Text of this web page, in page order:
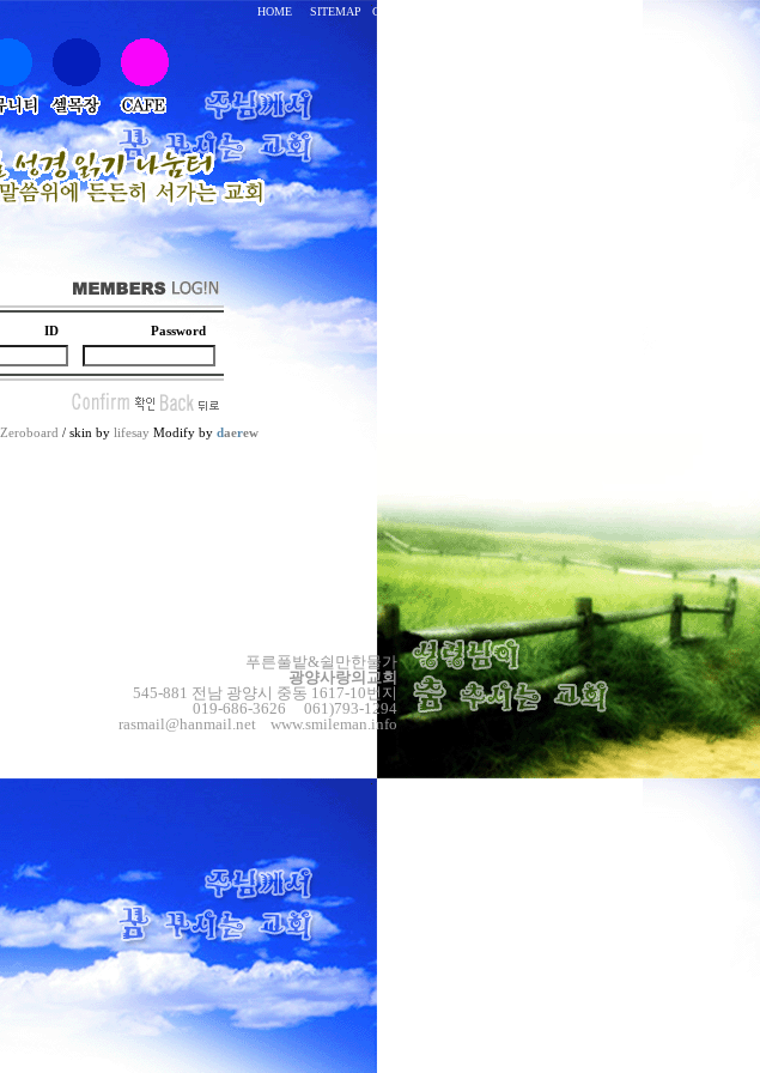
HOME SITEMAP CONTACT
ID Password
Zeroboard / skin by lifesay Modify by daerew
푸른풀밭&쉴만한물가
광양사랑의교회
545-881 전남 광양시 중동 1617-10번지
019-686-3626 061)793-1294
rasmail@hanmail.net
www.smileman.info